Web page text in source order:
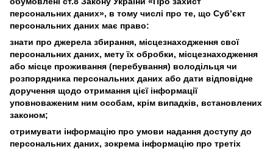
персональних даних», в тому числі про те, що Суб’єкт
персональних даних має право:
знати про джерела збирання, місцезнаходження свої
персональних даних, мету їх обробки, місцезнаходження
або місце проживання (перебування) володільця чи
розпорядника персональних даних або дати відповідне
доручення щодо отримання цієї інформації
уповноваженим ним особам, крім випадків, встановлених
законом;
отримувати інформацію про умови надання доступу до
персональних даних, зокрема інформацію про третіх